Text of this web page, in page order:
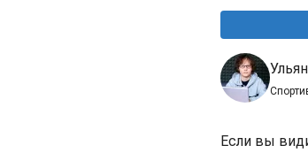
Если вы